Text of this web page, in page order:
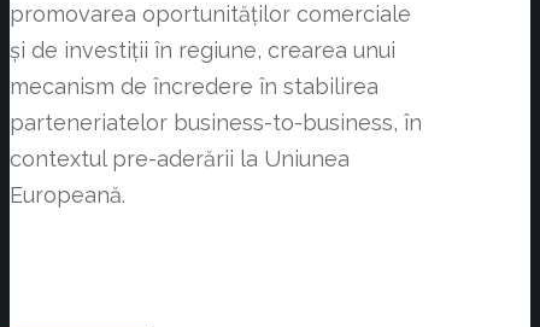
promovarea oportunităților comerciale
și de investiții în regiune, crearea unui
mecanism de încredere în stabilirea
parteneriatelor business-to-business, în
contextul pre-aderării la Uniunea
Europeană.